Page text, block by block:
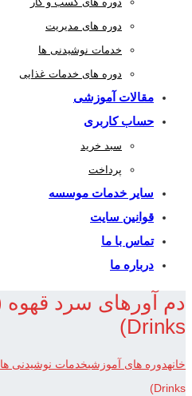
دوره های مدیریت
خدمات نوشیدنی ها
دوره های خدمات غذایی
مقالات آموزشی
حساب کاربری
سبد خرید
پرداخت
سایر خدمات موسسه
قوانین سایت
تماس با ما
درباره ما
Drinks)
خانهدوره های آموزشیخدمات نوشیدنی ها
Drinks)